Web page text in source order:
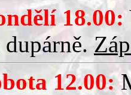
18.00:
12.00: